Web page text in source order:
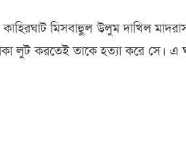
মিসবাহুুল উলুম দাখিল
লুট করতেই তাকে হত্যা করে সে।